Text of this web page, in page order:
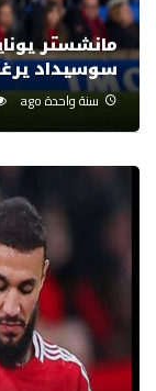
مانشستر
سوسيداد
سنة واحدة ago